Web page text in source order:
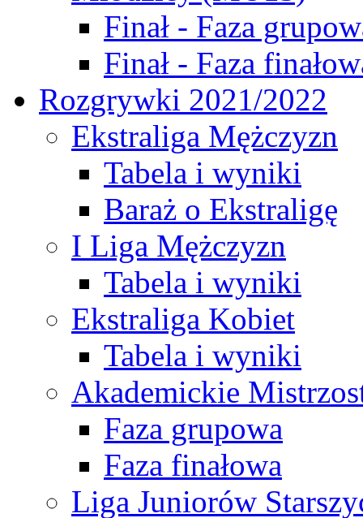
Finał - Faza
Finał - Faza
Rozgrywki 2021/2022
Ekstraliga Mężczyzn
Tabela i wyniki
Baraż o Ekstraligę
I Liga Mężczyzn
Tabela i wyniki
Ekstraliga Kobiet
Tabela i wyniki
Akademickie
Faza grupowa
Faza finałowa
Liga Juniorów